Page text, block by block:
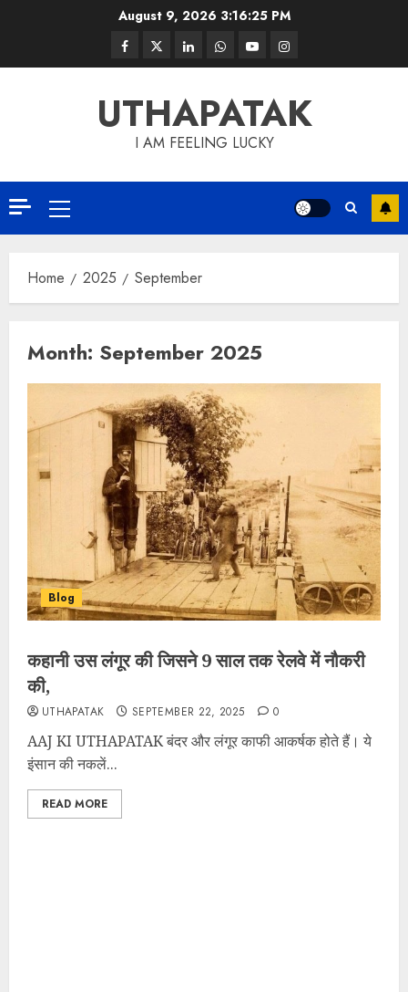
August 9, 2026 3:16:26 PM
UTHAPATAK
I AM FEELING LUCKY
Home 2025 September
Month: September 2025
Blog
कहानी उस लंगूर की जिसने 9 साल तक रेलवे में नौकरी
की,
UTHAPATAK SEPTEMBER 22, 2025 0
AAJ KI UTHAPATAK बंदर और लंगूर काफी आकर्षक होते हैं। ये
इंसान की नकलें...
READ MORE